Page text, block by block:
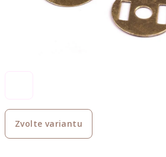
Zvolte variantu